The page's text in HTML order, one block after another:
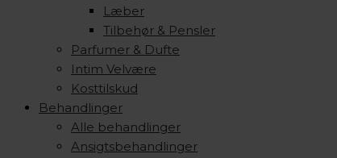
Læber
Tilbehør & Pensler
Parfumer & Dufte
Intim Velvære
Kosttilskud
Behandlinger
Alle behandlinger
Ansigtsbehandlinger